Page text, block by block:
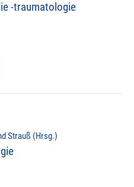
-traumatologie
Strauß (Hrsg.)